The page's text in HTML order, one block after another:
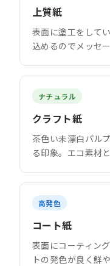
上質紙
表面に塗工をして
込めるのでメッセ
ナチュラル
クラフト紙
茶色い未漂白パル
る印象。エコ素材
高発色
コート紙
表面にコーティン
トの発色が良く鮮